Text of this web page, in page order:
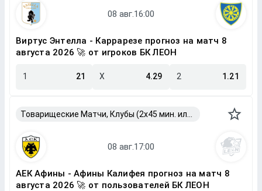
Виртус Энтелла - Каррарезе прогноз на матч 8
августа 2026 🚀 от игроков БК ЛЕОН
1 21 X 4.29 2 1.21
АЕК Афины - Афины Калифея прогноз на матч 8
августа 2026 🚀 от пользователей БК ЛЕОН